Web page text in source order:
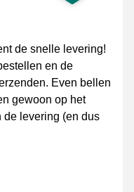
de snelle levering!
en de
Even bellen
gewoon op het
de levering (en dus